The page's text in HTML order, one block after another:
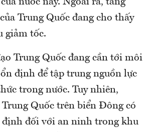
Trung Quốc đang cho thấy
giảm tốc.
Trung Quốc đang cần tới môi
định để tập trung nguồn lực
trong nước. Tuy nhiên,
Quốc trên biển Đông có
định đối với an ninh trong khu